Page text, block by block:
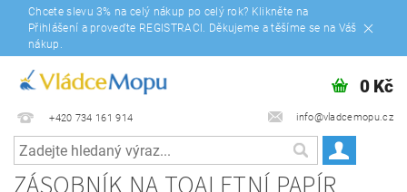
Chcete slevu 3% na celý nákup po celý rok? Klikněte na
Přihlášení a proveďte REGISTRACI. Děkujeme a těšíme se na Váš
nákup.
+420 734 161 914 info@vladcemopu.cz
0 Kč